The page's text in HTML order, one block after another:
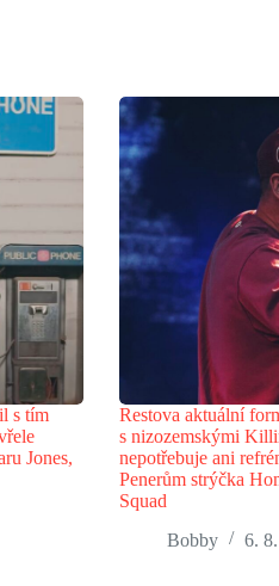
s tím
Jones,
Restova aktuální
s nizozemskými
nepotřebuje ani
Penerům strýčka
Squad
Bobby
6.